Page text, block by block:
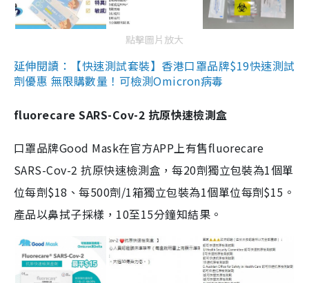
點擊圖片放大
延伸閱讀：【快速測試套裝】香港口罩品牌$19快速測試
劑優惠 無限購數量！可檢測Omicron病毒
fluorecare SARS-Cov-2 抗原快速檢測盒
口罩品牌Good Mask在官方APP上有售fluorecare
SARS-Cov-2 抗原快速檢測盒，每20劑獨立包裝為1個單
位每劑$18、每500劑/1箱獨立包裝為1個單位每劑$15。
產品以鼻拭子採樣，10至15分鐘知結果。